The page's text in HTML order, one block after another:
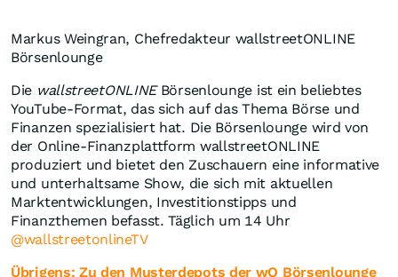
Markus Weingran, Chefredakteur wallstreetONLINE
Börsenlounge
Die wallstreetONLINEBörsenlounge ist ein beliebtes
YouTube-Format, das sich auf das Thema Börse und
Finanzen spezialisiert hat. Die Börsenlounge wird von
der Online-Finanzplattform wallstreetONLINE
produziert und bietet den Zuschauern eine informative
und unterhaltsame Show, die sich mit aktuellen
Marktentwicklungen, Investitionstipps und
Finanzthemen befasst. Täglich um 14 Uhr
@wallstreetonlineTV
Übrigens: Zu den Musterdepots der wO Börsenlounge